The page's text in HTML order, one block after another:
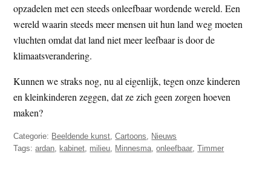
opzadelen met een steeds onleefbaar wordende wereld. Een
wereld waarin steeds meer mensen uit hun land weg moeten
vluchten omdat dat land niet meer leefbaar is door de
klimaatsverandering.
Kunnen we straks nog, nu al eigenlijk, tegen onze kinderen
en kleinkinderen zeggen, dat ze zich geen zorgen hoeven
maken?
Categorie: Beeldende kunst ,Cartoons
Nieuws
Tags:ardan kabinet milieu Minnesma ,onleefbaar ,Timmer